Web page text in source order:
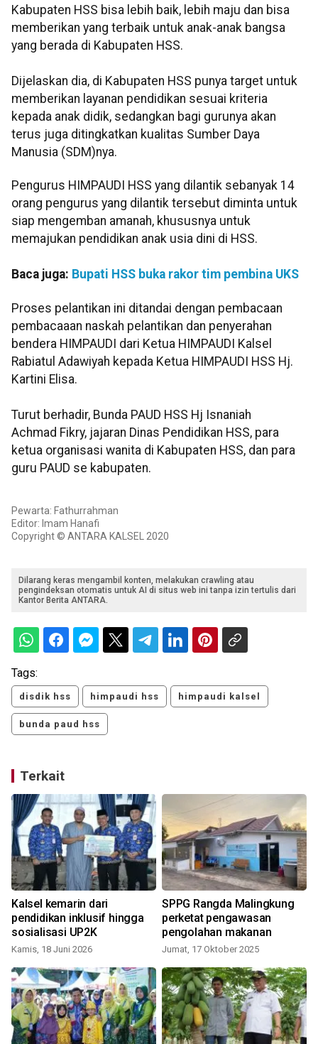
Kabupaten HSS bisa lebih baik, lebih maju dan bisa
memberikan yang terbaik untuk anak-anak bangsa
yang berada di Kabupaten HSS.
Dijelaskan dia, di Kabupaten HSS punya target untuk
memberikan layanan pendidikan sesuai kriteria
kepada anak didik, sedangkan bagi gurunya akan
terus juga ditingkatkan kualitas Sumber Daya
Manusia (SDM)nya.
Pengurus HIMPAUDI HSS yang dilantik sebanyak 14
orang pengurus yang dilantik tersebut diminta untuk
siap mengemban amanah, khususnya untuk
memajukan pendidikan anak usia dini di HSS.
Baca juga: Bupati HSS buka rakor tim pembina UKS
Proses pelantikan ini ditandai dengan pembacaan
pembacaaan naskah pelantikan dan penyerahan
bendera HIMPAUDI dari Ketua HIMPAUDI Kalsel
Rabiatul Adawiyah kepada Ketua HIMPAUDI HSS Hj.
Kartini Elisa.
Turut berhadir, Bunda PAUD HSS Hj Isnaniah
Achmad Fikry, jajaran Dinas Pendidikan HSS, para
ketua organisasi wanita di Kabupaten HSS, dan para
guru PAUD se kabupaten.
Pewarta: Fathurrahman
Editor: Imam Hanafi
Copyright © ANTARA KALSEL 2020
Dilarang keras mengambil konten, melakukan crawling atau
pengindeksan otomatis untuk AI di situs web ini tanpa izin tertulis dari
Kantor Berita ANTARA.
Tags:
disdik hss himpaudi hss himpaudi kalsel
bunda paud hss
Terkait
Kalsel kemarin dari
pendidikan inklusif hingga
sosialisasi UP2K
Kamis, 18 Juni 2026
SPPG Rangda Malingkung
perketat pengawasan
pengolahan makanan
Jumat, 17 Oktober 2025